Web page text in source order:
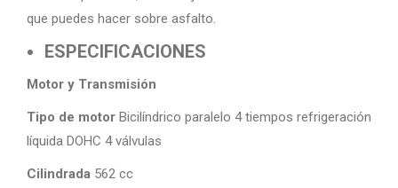
que puedes hacer sobre asfalto.
ESPECIFICACIONES
Motor y Transmisión
Tipo de motor Bicilíndrico paralelo 4 tiempos refrigeración
líquida DOHC 4 válvulas
Cilindrada 562 cc